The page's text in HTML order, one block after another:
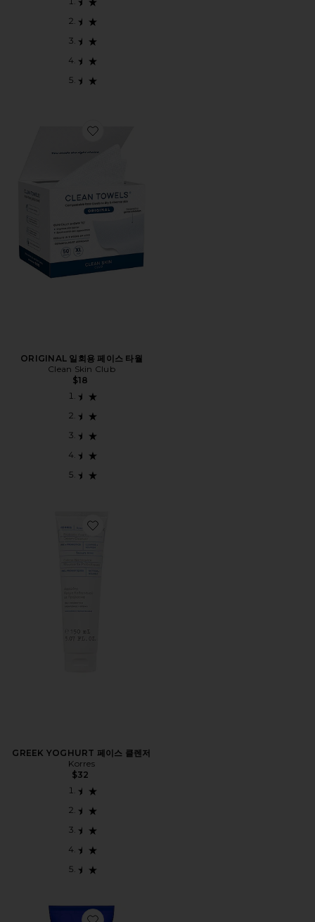
ORIGINAL 일회용 페이스 타월
Clean Skin Club
$18
Favorite GREEK YOGHURT 페이스 클렌저
GREEK YOGHURT 페이스 클렌저
Korres
$32